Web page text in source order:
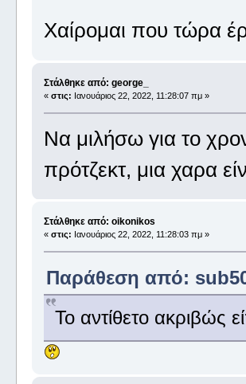
Χαίρομαι που τώρα
Στάλθηκε από: george_
« στις: Ιανουάριος 22, 2022, 11:28:07 πμ »
Να μιλήσω για το
πρότζεκτ, μια χαρα
Στάλθηκε από: oikonikos
« στις: Ιανουάριος 22, 2022, 11:28:03 πμ »
Παράθεση από: sub50
Το αντίθετο ακριβώς